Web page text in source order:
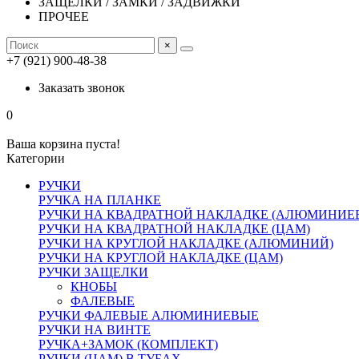
ПРОЧЕЕ
×
+7 (921) 900-48-38
Заказать звонок
0
Ваша корзина пуста!
Категории
РУЧКИ
РУЧКА НА ПЛАНКЕ
РУЧКИ НА КВАДРАТНОЙ НАКЛАДКЕ
РУЧКИ НА КВАДРАТНОЙ НАКЛАДКЕ (ЦАМ)
РУЧКИ НА КРУГЛОЙ НАКЛАДКЕ (АЛЮМИНИЙ)
РУЧКИ НА КРУГЛОЙ НАКЛАДКЕ (ЦАМ)
РУЧКИ ЗАЩЕЛКИ
КНОБЫ
ФАЛЕВЫЕ
РУЧКИ ФАЛЕВЫЕ АЛЮМИНИЕВЫЕ
РУЧКИ НА ВИНТЕ
РУЧКА+ЗАМОК (КОМПЛЕКТ)